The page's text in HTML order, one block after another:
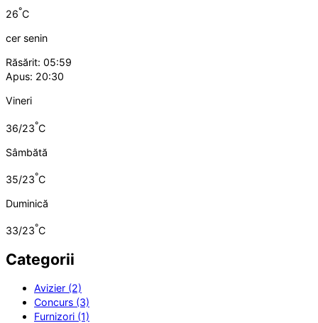
26°C
cer senin
Răsărit: 05:59
Apus: 20:30
Vineri
36/23°C
Sâmbătă
35/23°C
Duminică
33/23°C
Categorii
Avizier (2)
Concurs (3)
Furnizori (1)